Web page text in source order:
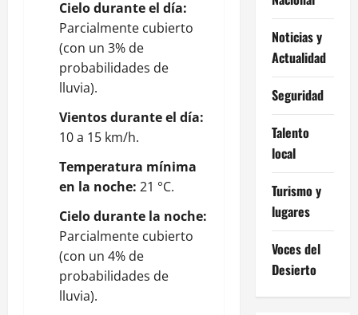
Cielo durante el día:
Parcialmente cubierto
(con un 3% de
probabilidades de
lluvia).
Vientos durante el día:
10 a 15 km/h.
Temperatura mínima
en la noche: 21 °C.
Cielo durante la noche:
Parcialmente cubierto
(con un 4% de
probabilidades de
lluvia).
Noticias y
Actualidad
Seguridad
Talento
local
Turismo y
lugares
Voces del
Desierto